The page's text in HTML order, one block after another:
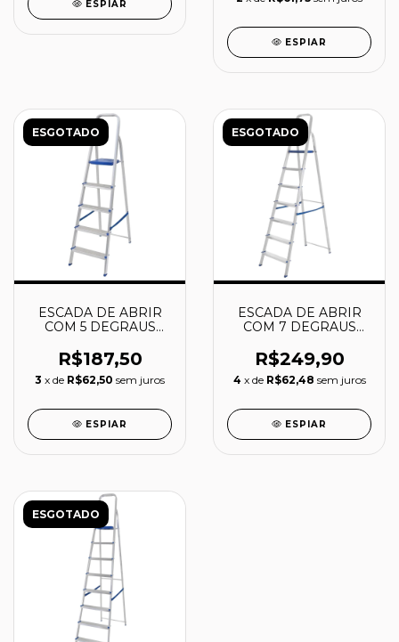
ESPIAR
ESPIAR
ESGOTADO
ESCADA DE ABRIR
COM 5 DEGRAUS
R$187,50
3 x de R$62,50 sem juros
ESPIAR
ESGOTADO
ESCADA DE ABRIR
COM 7 DEGRAUS
R$249,90
4 x de R$62,48 sem juros
ESPIAR
ESGOTADO